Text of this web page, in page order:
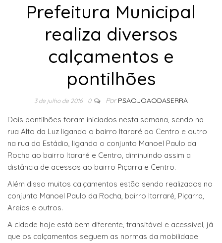
Prefeitura Municipal
realiza diversos
calçamentos e
pontilhões
3 de julho de 2016 0 Por PSAOJOAODASERRA
Dois pontilhões foram iniciados nesta semana, sendo na
rua Alto da Luz ligando o bairro Itararé ao Centro e outro
na rua do Estádio, ligando o conjunto Manoel Paulo da
Rocha ao bairro Itararé e Centro, diminuindo assim a
distância de acessos ao bairro Piçarra e Centro.
Além disso muitos calçamentos estão sendo realizados no
conjunto Manoel Paulo da Rocha, bairro Itarraré, Piçarra,
Areias e outros.
A cidade hoje está bem diferente, transitável e acessível, já
que os calçamentos seguem as normas da mobilidade